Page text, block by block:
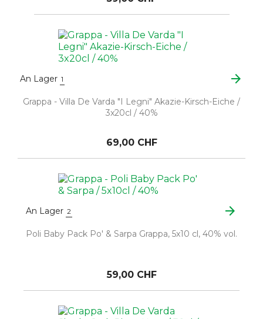
An Lager 1 arrow_forward
Grappa - Villa De Varda "I Legni" Akazie-Kirsch-Eiche /
3x20cl / 40%
69,00 CHF
An Lager 2 arrow_forward
Poli Baby Pack Po' & Sarpa Grappa, 5x10 cl, 40% vol.
59,00 CHF